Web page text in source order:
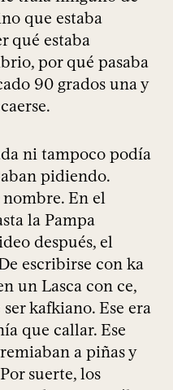
que estaba
qué estaba
por qué pasaba
90 grados una y
ni tampoco podía
pidiendo.
nombre. En el
la Pampa
después, el
escribirse con ka
un Lasca con ce,
kafkiano. Ese era
que callar. Ese
a piñas y
suerte, los